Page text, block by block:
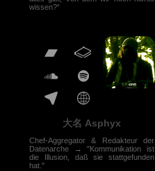
wissen?“
大名 Asphyx
Chef-Aggregator & Redakteur der
Datenarche → "Kommunikation ist
die Illusion, daß sie stattgefunden
hat."